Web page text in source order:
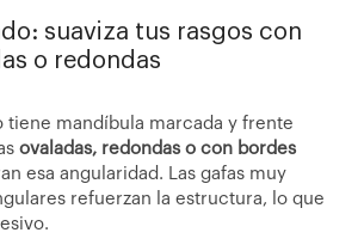
suaviza tus rasgos con
o redondas
tiene mandíbula marcada y frente
ovaladas, redondas o con bordes
esa angularidad. Las gafas muy
refuerzan la estructura, lo que